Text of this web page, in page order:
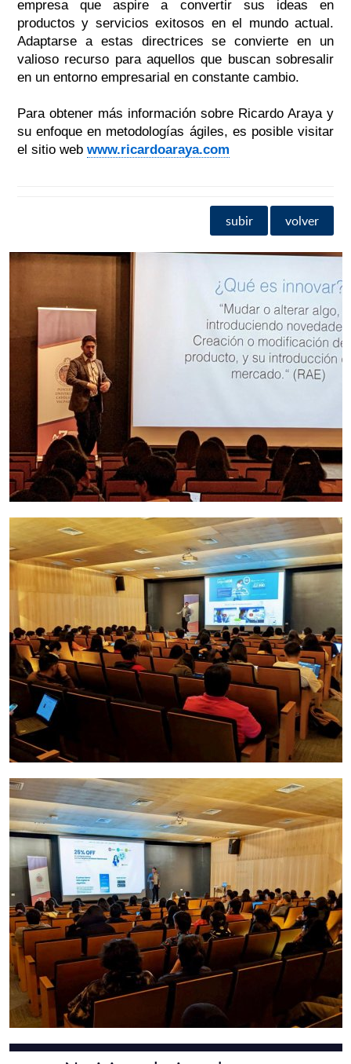
empresa que aspire a convertir sus ideas en
productos y servicios exitosos en el mundo actual.
Adaptarse a estas directrices se convierte en un
valioso recurso para aquellos que buscan sobresalir
en un entorno empresarial en constante cambio.
Para obtener más información sobre Ricardo Araya y
su enfoque en metodologías ágiles, es posible visitar
el sitio web www.ricardoaraya.com
subir volver